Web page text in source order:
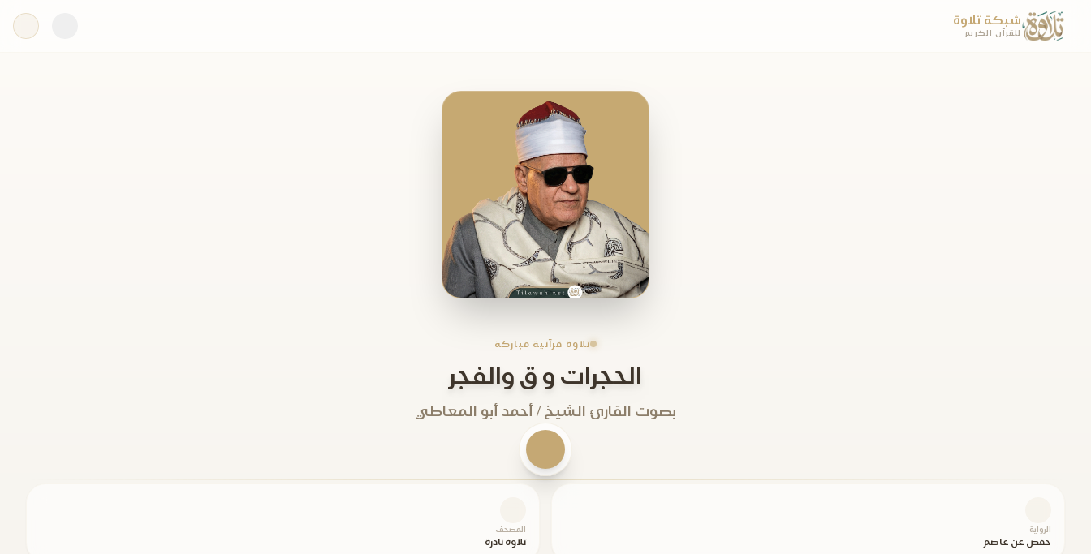
شبكة تلاوة
للقرآن الكريم
تلاوة قرآنية مباركة
الحجرات و ق والفجر
بصوت القارئ الشيخ / أحمد أبو المعاطي
الرواية
حفص عن عاصم
المصحف
تلاوة نادرة